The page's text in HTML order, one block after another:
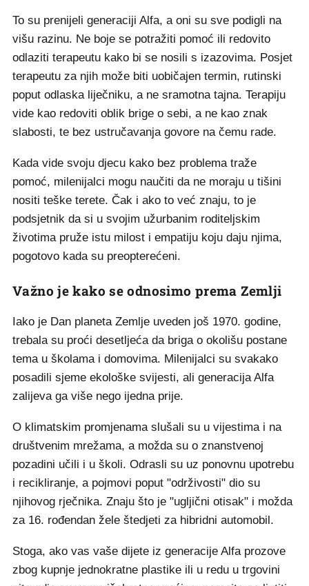
To su prenijeli generaciji Alfa, a oni su sve podigli na
višu razinu. Ne boje se potražiti pomoć ili redovito
odlaziti terapeutu kako bi se nosili s izazovima. Posjet
terapeutu za njih može biti uobičajen termin, rutinski
poput odlaska liječniku, a ne sramotna tajna. Terapiju
vide kao redoviti oblik brige o sebi, a ne kao znak
slabosti, te bez ustručavanja govore na čemu rade.
Kada vide svoju djecu kako bez problema traže
pomoć, milenijalci mogu naučiti da ne moraju u tišini
nositi teške terete. Čak i ako to već znaju, to je
podsjetnik da si u svojim užurbanim roditeljskim
životima pruže istu milost i empatiju koju daju njima,
pogotovo kada su preopterećeni.
Važno je kako se odnosimo prema Zemlji
Iako je Dan planeta Zemlje uveden još 1970. godine,
trebala su proći desetljeća da briga o okolišu postane
tema u školama i domovima. Milenijalci su svakako
posadili sjeme ekološke svijesti, ali generacija Alfa
zalijeva ga više nego ijedna prije.
O klimatskim promjenama slušali su u vijestima i na
društvenim mrežama, a možda su o znanstvenoj
pozadini učili i u školi. Odrasli su uz ponovnu upotrebu
i recikliranje, a pojmovi poput "održivosti" dio su
njihovog rječnika. Znaju što je "ugljični otisak" i možda
za 16. rođendan žele štedjeti za hibridni automobil.
Stoga, ako vas vaše dijete iz generacije Alfa prozove
zbog kupnje jednokratne plastike ili u redu u trgovini